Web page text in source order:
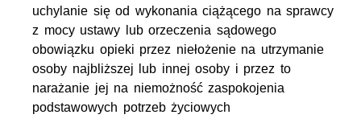
uchylanie się od wykonania ciążącego na sprawcy
z mocy ustawy lub orzeczenia sądowego
obowiązku opieki przez niełożenie na utrzymanie
osoby najbliższej lub innej osoby i przez to
narażanie jej na niemożność zaspokojenia
podstawowych potrzeb życiowych